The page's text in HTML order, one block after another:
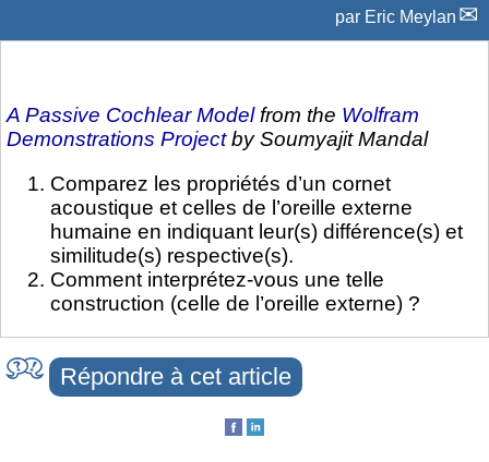
par Eric Meylan
A Passive Cochlear Modelfrom the Wolfram
Demonstrations Projectby Soumyajit Mandal
Comparez les propriétés d’un cornet
acoustique et celles de l’oreille externe
humaine en indiquant leur(s) différence(s) et
similitude(s) respective(s).
Comment interprétez-vous une telle
construction (celle de l’oreille externe) ?
Répondre à cet article